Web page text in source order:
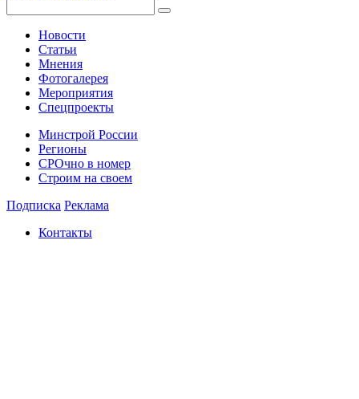
Новости
Статьи
Мнения
Фотогалерея
Мероприятия
Спецпроекты
Минстрой России
Регионы
СРОчно в номер
Строим на своем
Подписка Реклама
Контакты